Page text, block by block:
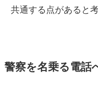
共通する点があると
警察を名乗る電話